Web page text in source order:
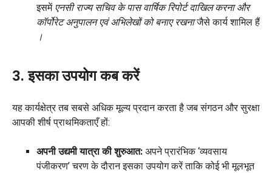
इसमें एनसी राज्य सचिव के पास वार्षिक रिपोर्ट दाखिल करना और
कॉर्पोरेट अनुपालन एवं अभिलेखों को बनाए रखनाजैसे कार्य शामिल हैं
।
3. इसका उपयोग कब करें
यह कार्यक्षेत्र तब सबसे अधिक मूल्य प्रदान करता है जब संगठन और सुरक्षा
आपकी शीर्ष प्राथमिकताएँ हों:
अपनी उद्यमी यात्रा की शुरुआत: अपने प्रारंभिक ‘व्यवसाय
पंजीकरण’ चरण के दौरान इसका उपयोग करें ताकि कोई भी मूलभूत